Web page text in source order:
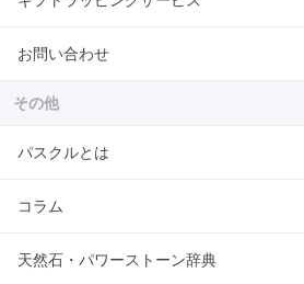
お問い合わせ
その他
パスクルとは
コラム
天然石・パワーストーン辞典